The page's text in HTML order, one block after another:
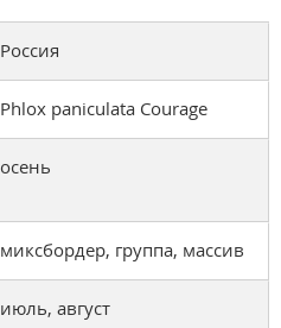
Россия
Phlox paniculata Courage
осень
миксбордер, группа, массив
июль, август